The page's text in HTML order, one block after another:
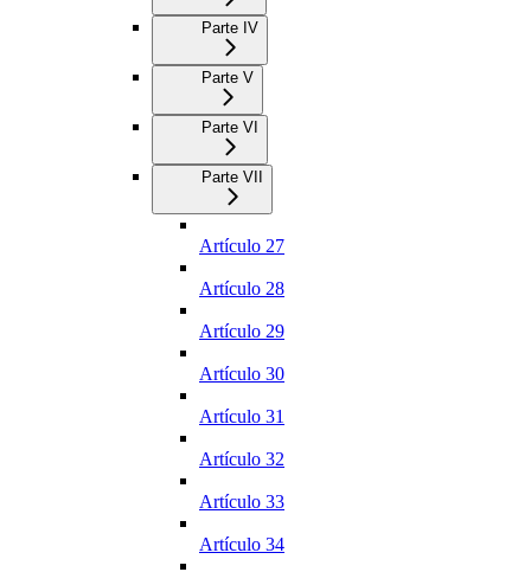
Parte IV
Parte V
Parte VI
Parte VII
Artículo 27
Artículo 28
Artículo 29
Artículo 30
Artículo 31
Artículo 32
Artículo 33
Artículo 34